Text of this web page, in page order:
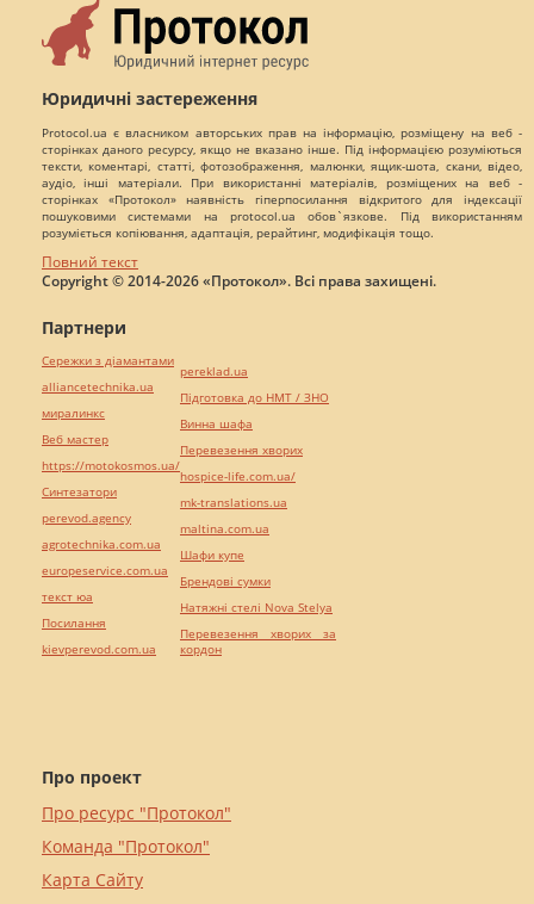
Юридичні застереження
Protocol.ua є власником авторських прав на інформацію, розміщену на веб -
сторінках даного ресурсу, якщо не вказано інше. Під інформацією розуміються
тексти, коментарі, статті, фотозображення, малюнки, ящик-шота, скани, відео,
аудіо, інші матеріали. При використанні матеріалів, розміщених на веб -
сторінках «Протокол» наявність гіперпосилання відкритого для індексації
пошуковими системами на protocol.ua обов`язкове. Під використанням
розуміється копіювання, адаптація, рерайтинг, модифікація тощо.
Повний текст
Copyright © 2014-2026 «Протокол». Всі права захищені.
Про проект
Про ресурс "Протокол"
Команда "Протокол"
Карта Сайту
Партнери
Сережки з діамантами
alliancetechnika.ua
миралинкс
Веб мастер
https://motokosmos.ua/
Синтезатори
perevod.agency
agrotechnika.com.ua
europeservice.com.ua
текст юа
Посилання
kievperevod.com.ua
pereklad.ua
Підготовка до НМТ / ЗНО
Винна шафа
Перевезення хворих
hospice-life.com.ua/
mk-translations.ua
maltina.com.ua
Шафи купе
Брендові сумки
Натяжні стелі Nova Stelya
Перевезення хворих за
кордон